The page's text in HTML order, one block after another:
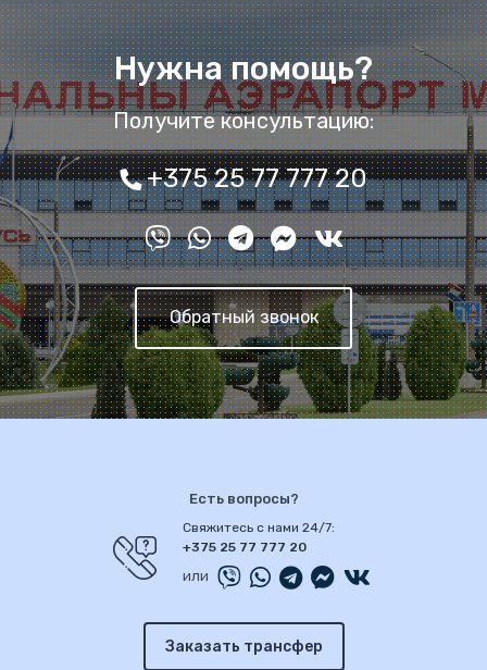
Нужна помощь?
Получите консультацию:
+375 25 77 777 20
Обратный звонок
Есть вопросы?
Свяжитесь с нами 24/7:
+375 25 77 777 20
или
Заказать трансфер